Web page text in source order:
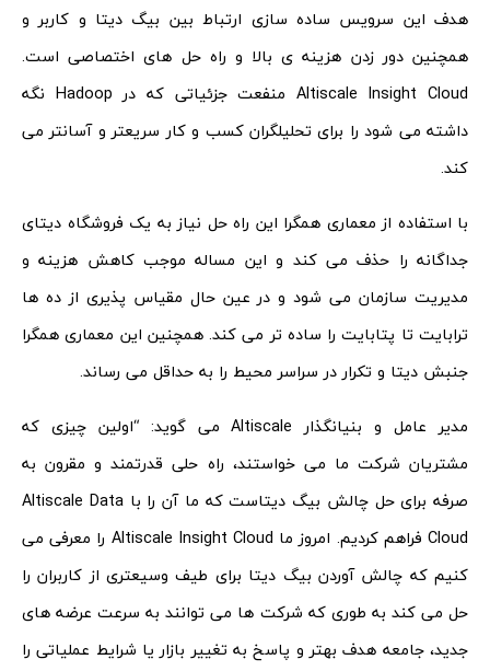
هدف این سرویس ساده سازی ارتباط بین بیگ دیتا و کاربر و
همچنین دور زدن هزینه ی بالا و راه حل های اختصاصی است.
Altiscale Insight Cloud منفعت جزئیاتی که در Hadoop نگه
داشته می شود را برای تحلیلگران کسب و کار سریعتر و آسانتر می
کند.
با استفاده از معماری همگرا این راه حل نیاز به یک فروشگاه دیتای
جداگانه را حذف می کند و این مساله موجب کاهش هزینه و
مدیریت سازمان می شود و در عین حال مقیاس پذیری از ده ها
ترابایت تا پتابایت را ساده تر می کند. همچنین این معماری همگرا
جنبش دیتا و تکرار در سراسر محیط را به حداقل می رساند.
مدیر عامل و بنیانگذار Altiscale می گوید: “اولین چیزی که
مشتریان شرکت ما می خواستند، راه حلی قدرتمند و مقرون به
صرفه برای حل چالش بیگ دیتاست که ما آن را با Altiscale Data
Cloud فراهم کردیم. امروز ما Altiscale Insight Cloud را معرفی می
کنیم که چالش آوردن بیگ دیتا برای طیف وسیعتری از کاربران را
حل می کند به طوری که شرکت ها می توانند به سرعت عرضه های
جدید، جامعه هدف بهتر و پاسخ به تغییر بازار یا شرایط عملیاتی را